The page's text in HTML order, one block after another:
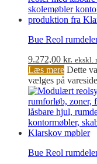
Bue Reol
9.272,00 kr. ekskl.
Læs mere Dette
vælges på
Bue Reol